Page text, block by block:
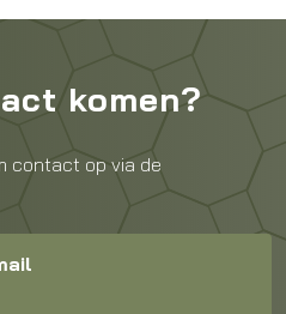
komen?
contact op via de